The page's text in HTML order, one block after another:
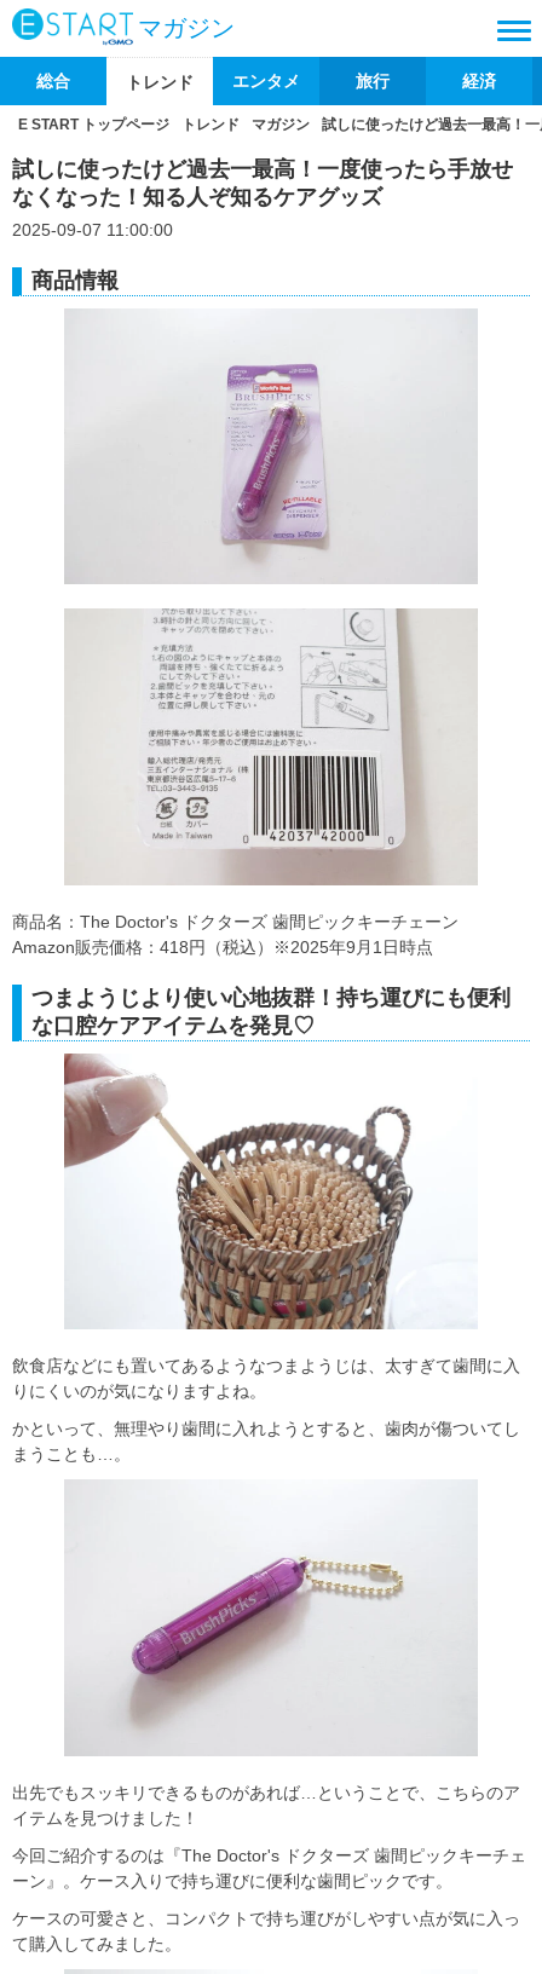
マガジン
総合 トレンド エンタメ 旅行 経済
E START トップページ トレンド マガジン 試しに使ったけど過去一最高！
試しに使ったけど過去一最高！一度使ったら手放せ
なくなった！知る人ぞ知るケアグッズ
2025-09-07 11:00:00
商品情報
商品名：The Doctor's ドクターズ 歯間ピックキーチェーン
Amazon販売価格：418円（税込）※2025年9月1日時点
つまようじより使い心地抜群！持ち運びにも便利
な口腔ケアアイテムを発見♡
飲食店などにも置いてあるようなつまようじは、太すぎて歯間に入
りにくいのが気になりますよね。
かといって、無理やり歯間に入れようとすると、歯肉が傷ついてし
まうことも…。
出先でもスッキリできるものがあれば…ということで、こちらのア
イテムを見つけました！
今回ご紹介するのは『The Doctor's ドクターズ 歯間ピックキーチェ
ーン』。ケース入りで持ち運びに便利な歯間ピックです。
ケースの可愛さと、コンパクトで持ち運びがしやすい点が気に入っ
て購入してみました。